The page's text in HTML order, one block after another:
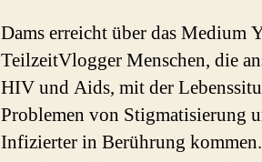
Dams erreicht über das Medium
TeilzeitVlogger Menschen, die
HIV und Aids, mit der
Problemen von Stigmatisierung
Infizierter in Berührung